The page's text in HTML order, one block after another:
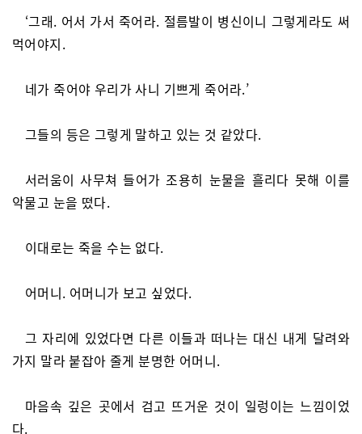
‘그래. 어서 가서 죽어라. 절름발이 병신이니 그렇게라도 써
먹어야지.
네가 죽어야 우리가 사니 기쁘게 죽어라.’
그들의 등은 그렇게 말하고 있는 것 같았다.
서러움이 사무쳐 들어가 조용히 눈물을 흘리다 못해 이를
악물고 눈을 떴다.
이대로는 죽을 수는 없다.
어머니. 어머니가 보고 싶었다.
그 자리에 있었다면 다른 이들과 떠나는 대신 내게 달려와
가지 말라 붙잡아 줄게 분명한 어머니.
마음속 깊은 곳에서 검고 뜨거운 것이 일렁이는 느낌이었
다.